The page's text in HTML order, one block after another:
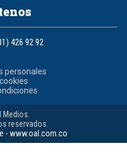
426 92 92
personales
reservados.
- www.oal.com.co